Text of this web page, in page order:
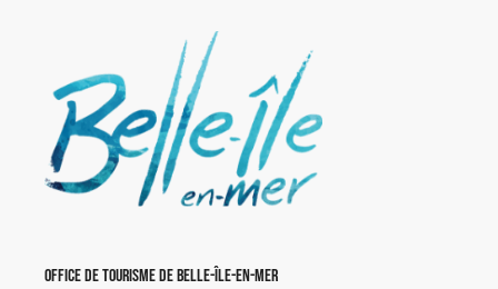
Office de Tourisme de Belle-Île-en-Mer